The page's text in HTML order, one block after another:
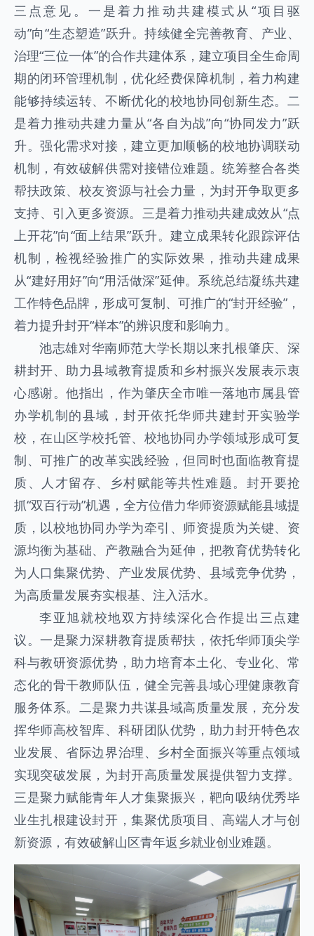
三点意见。一是着力推动共建模式从“项目驱
动”向“生态塑造”跃升。持续健全完善教育、产业、
治理“三位一体”的合作共建体系，建立项目全生命周
期的闭环管理机制，优化经费保障机制，着力构建
能够持续运转、不断优化的校地协同创新生态。二
是着力推动共建力量从“各自为战”向“协同发力”跃
升。强化需求对接，建立更加顺畅的校地协调联动
机制，有效破解供需对接错位难题。统筹整合各类
帮扶政策、校友资源与社会力量，为封开争取更多
支持、引入更多资源。三是着力推动共建成效从“点
上开花”向“面上结果”跃升。建立成果转化跟踪评估
机制，检视经验推广的实际效果，推动共建成果
从“建好用好”向“用活做深”延伸。系统总结凝练共建
工作特色品牌，形成可复制、可推广的“封开经验”，
着力提升封开“样本”的辨识度和影响力。
池志雄对华南师范大学长期以来扎根肇庆、深
耕封开、助力县域教育提质和乡村振兴发展表示衷
心感谢。他指出，作为肇庆全市唯一落地市属县管
办学机制的县域，封开依托华师共建封开实验学
校，在山区学校托管、校地协同办学领域形成可复
制、可推广的改革实践经验，但同时也面临教育提
质、人才留存、乡村赋能等共性难题。封开要抢
抓“双百行动”机遇，全方位借力华师资源赋能县域提
质，以校地协同办学为牵引、师资提质为关键、资
源均衡为基础、产教融合为延伸，把教育优势转化
为人口集聚优势、产业发展优势、县域竞争优势，
为高质量发展夯实根基、注入活水。
李亚旭就校地双方持续深化合作提出三点建
议。一是聚力深耕教育提质帮扶，依托华师顶尖学
科与教研资源优势，助力培育本土化、专业化、常
态化的骨干教师队伍，健全完善县域心理健康教育
服务体系。二是聚力共谋县域高质量发展，充分发
挥华师高校智库、科研团队优势，助力封开特色农
业发展、省际边界治理、乡村全面振兴等重点领域
实现突破发展，为封开高质量发展提供智力支撑。
三是聚力赋能青年人才集聚振兴，靶向吸纳优秀毕
业生扎根建设封开，集聚优质项目、高端人才与创
新资源，有效破解山区青年返乡就业创业难题。